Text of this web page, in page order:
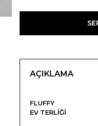
AÇIKLAMA
FLUFFY
EV TERLIĞI